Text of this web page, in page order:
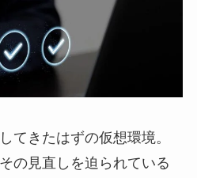
てきたはずの仮想環境。
の見直しを迫られている